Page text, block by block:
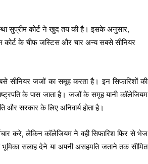
सुप्रीम कोर्ट ने खुद तय की है। इसके अनुसार,
कोर्ट के चीफ जस्टिस और चार अन्य सबसे सीनियर
सीनियर जजों का समूह करता है। इन सिफारिशों की
के पास जाता है। जजों के समूह यानी कॉलेजियम
और सरकार के लिए अनिवार्य होता है।
करे, लेकिन कॉलेजियम ने वही सिफारिश फिर से भेज
सलाह देने या अपनी असहमति जताने तक सीमित